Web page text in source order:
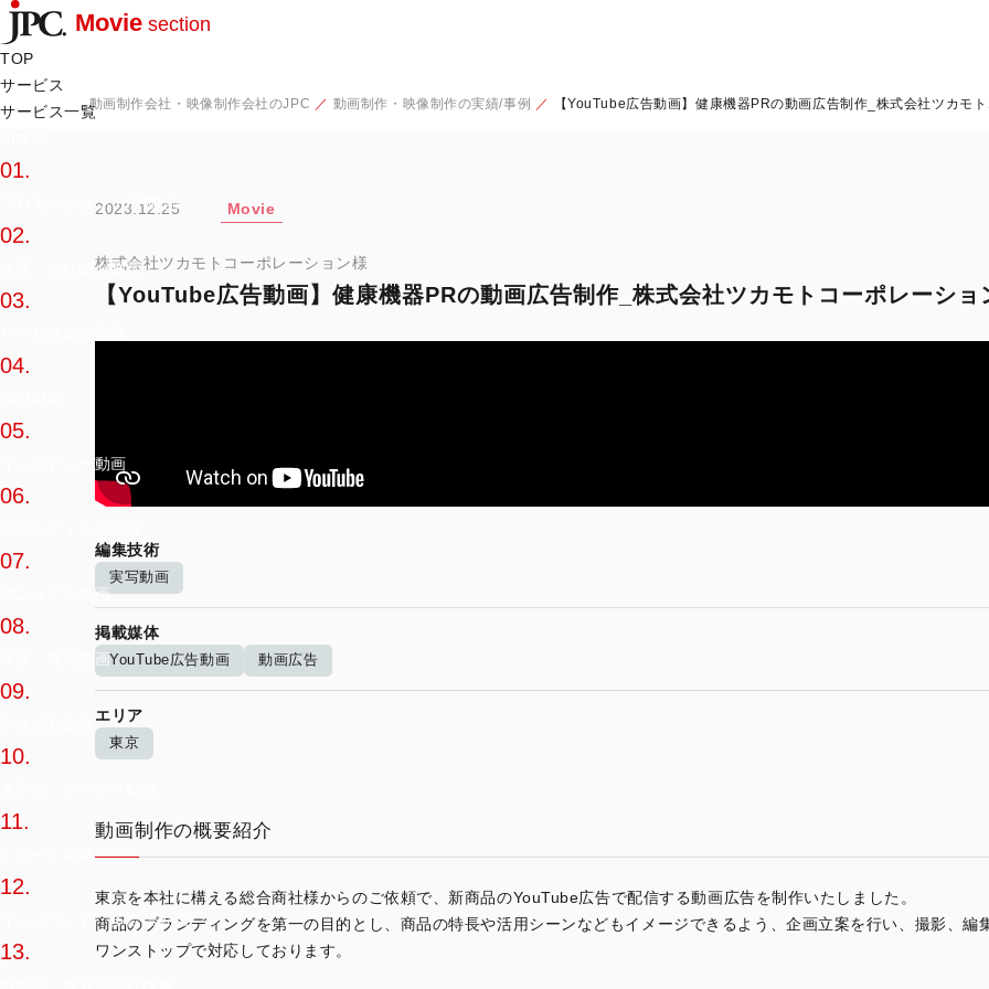
Movie section
TOP
サービス
サービス一覧
01.
プロモーション・PR動画
02.
企業・会社紹介動画
03.
04.
05.
インタビュー動画
06.
07.
マニュアル動画
08.
研修・教育動画
09.
10.
11.
12.
インバウンド・多言語動画
13.
動画制作会社・映像制作会社のJPC 動画制作・映像制作の実績/事例 【YouTube広告動画】健康機器PRの動画広告制作_株式会社ツカモ
2023.12.25 Movie
株式会社ツカモトコーポレーション様
【YouTube広告動画】健康機器PRの動画広告制作_株式会社ツカモトコーポレーショ
編集技術
実写動画
掲載媒体
YouTube広告動画 動画広告
エリア
東京
動画制作の概要紹介
東京を本社に構える総合商社様からのご依頼で、新商品のYouTube広告で配信する動画広告を制作いたしました。
商品のブランディングを第一の目的とし、商品の特長や活用シーンなどもイメージできるよう、企画立案を行い、撮影、編
ワンストップで対応しております。